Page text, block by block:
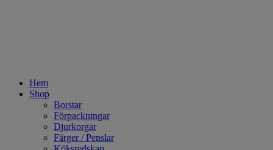
Hem
Shop
Borstar
Förpackningar
Djurkorgar
Färger / Penslar